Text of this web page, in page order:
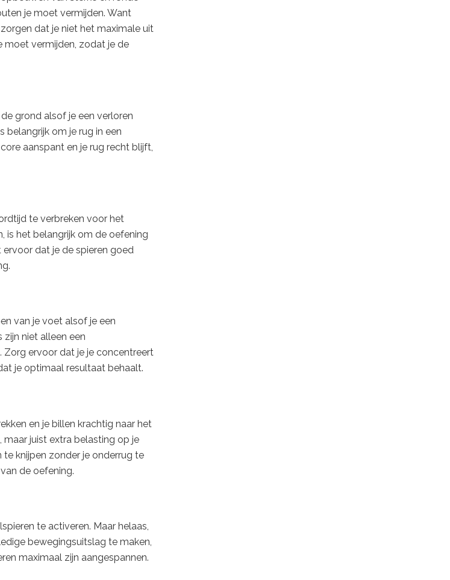
je moet vermijden. Want
dat je niet het maximale uit
moet vermijden, zodat je de
grond alsof je een verloren
belangrijk om je rug in een
aanspant en je rug recht blijft,
te verbreken voor het
is het belangrijk om de oefening
dat je de spieren goed
van je voet alsof je een
niet alleen een
ervoor dat je je concentreert
je optimaal resultaat behaalt.
en je billen krachtig naar het
juist extra belasting op je
knijpen zonder je onderrug te
de oefening.
te activeren. Maar helaas,
bewegingsuitslag te maken,
maximaal zijn aangespannen.